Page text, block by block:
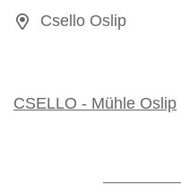
Csello Oslip
CSELLO - Mühle Oslip